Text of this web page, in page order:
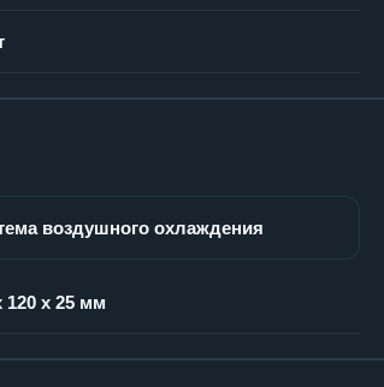
воздушного охлаждения
120 x 25 мм